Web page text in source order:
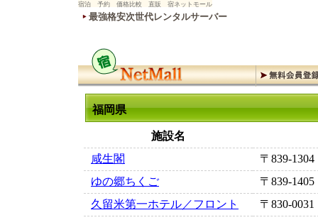
宿泊 予約 価格比較 直販 宿ネットモール
最強格安次世代レンタルサーバー
福岡県
施設名
咸生閣
〒839-1304
ゆの郷ちくご
〒839-1405
久留米第一ホテル／フロント
〒830-0031